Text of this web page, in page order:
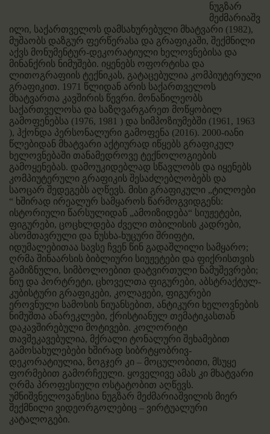
ნუგზარ
მეძმარიაშვ
ილი, საქართველოს დამსახურებული მხატვარი (1982),
მუშაობს დაზგურ ფერწერასა და გრაფიკაში, შექმნილი
აქვს მონუმენტურ-დეკორატიული ხელოვნებისა და
მინანქრის ნიმუშები. იყენებს ოფორტისა და
ლითოგრაფიის ტექნიკას, გატაცებულია კომპიუტერული
გრაფიკით. 1971 წლიდან არის საქართველოს
მხატვართა კავშირის წევრი. მონაწილეობს
საქართველოსა და საზღვარგარეთ მოწყობილ
გამოფენებსა (1976, 1981 ) და სიმპოზიუმებში (1961, 1963
), ჰქონდა პერსონალური გამოფენა (2016). 2000-იანი
წლებიდან მხატვარი აქტიურად იწყებს გრაფიკულ
ხელოვნებაში თანამედროვე ტექნოლოგიების
გამოყენებას. დამოუკიდებლად სწავლობს და იყენებს
კომპიუტერული გრაფიკის შესაძლებლობებს და
საოცარ შედეგებს აღწევს. მისი გრაფიკული „ტილოები
“ ხშირად ირეალურ სამყაროს წარმოგვიდგენს:
ისტორიული წარსულიდან „ამოიზიდება“ სიუჟეტები,
ფიგურები, ცოცხლდება ძველი თბილისის კადრები,
ასომთავრული და ნუსხა-ხუცური შრიფტი,
იდუმალებითაა სავსე ჩვენ წინ გადაშლილი სამყარო;
ღრმა შინაარსის ბიბლიური სიუჟეტები და ფიქრისთვის
გამიზნული, სიმბოლოებით დატვირთული ნამუშევრები;
ნიუ და პორტრეტი, ცხოველთა ფიგურები, აბსტრაქტულ-
კუბისტური გრაფიკები, კოლაჟები, ფიგურები
ეროვნული სამოსის ნიუანსებით, ანტიკური ხელოვნების
ნიმუშთა ანარეკლები, ქრისტიანულ თემატიკასთან
დაკავშირებული მოტივები. კოლორიტი
თავშეკავებულია, მქრალი ტონალური შეხამებით
გამოსახულებები ხშირად სიბრტყობრივ-
დეკორატიულია, ზოგჯერ კი – მოცულობითი, მსუყე
ფორმებით გამორჩეული. ყოველივე ამას კი მხატვარი
ღრმა პროფესიული ოსტატობით აღწევს.
უმნიშვნელოვანესია ნუგზარ მეძმარიაშვილის მიერ
შექმნილი ვიდეორგოლებიც – ვირტუალური
კატალოგები.